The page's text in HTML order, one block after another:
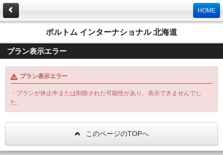
HOME
ポルトム インターナショナル 北海道
プラン表示エラー
プラン表示エラー
・プランが休止中または削除された可能性があり、表示できませんでし
た。
このページのTOPへ